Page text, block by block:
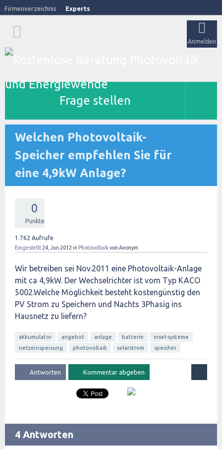
Firmenverzeichnis Experts
Anmelden
Frage stellen
Welchen Photovoltaik-
Speicher empfehlen Sie für
eine 4,9kW Anlage?
0
Punkte
1.762 Aufrufe
Eingestellt 24, Jun 2012 in Photovoltaik von Anonym
Wir betreiben sei Nov.2011 eine Photovoltaik-Anlage
mit ca 4,9kW. Der Wechselrichter ist vom Typ KACO
5002.Welche Möglichkeit besteht kostengünstig den
PV Strom zu Speichern und Nachts 3Phasig ins
Hausnetz zu liefern?
akkumulator angebot anlage batterie
insel-systeme
netzeinspeisung
photovoltaik solarstrom speicher
4 Antworten